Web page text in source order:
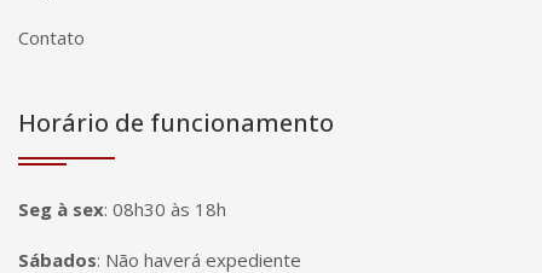
Contato
Horário de funcionamento
Seg à sex: 08h30 às 18h
Sábados: Não haverá expediente